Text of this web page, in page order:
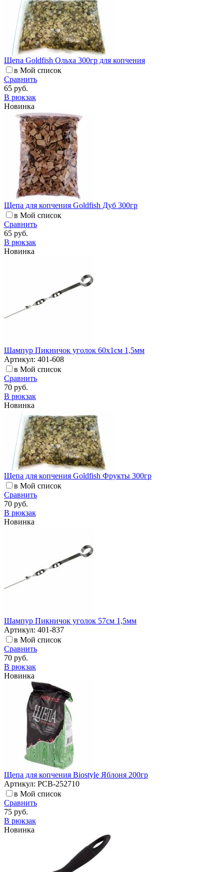
Щепа Goldfish Ольха 300гр для копчения
в Мой список
Сравнить
65 руб.
В рюкзак
Новинка
Щепа для копчения Goldfish Дуб 300гр
в Мой список
Сравнить
65 руб.
В рюкзак
Новинка
Шампур Пикничок уголок 60х1см 1,5мм
Артикул: 401-608
в Мой список
Сравнить
70 руб.
В рюкзак
Новинка
Щепа для копчения Goldfish Фрукты 300гр
в Мой список
Сравнить
70 руб.
В рюкзак
Новинка
Шампур Пикничок уголок 57см 1,5мм
Артикул: 401-837
в Мой список
Сравнить
70 руб.
В рюкзак
Новинка
Щепа для копчения Biostyle Яблоня 200гр
Артикул: РСВ-252710
в Мой список
Сравнить
75 руб.
В рюкзак
Новинка